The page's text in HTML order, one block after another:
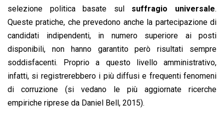
selezione politica basate sul suffragio universale.
Queste pratiche, che prevedono anche la partecipazione di
candidati indipendenti, in numero superiore ai posti
disponibili, non hanno garantito però risultati sempre
soddisfacenti. Proprio a questo livello amministrativo,
infatti, si registrerebbero i più diffusi e frequenti fenomeni
di corruzione (si vedano le più aggiornate ricerche
empiriche riprese da Daniel Bell, 2015).